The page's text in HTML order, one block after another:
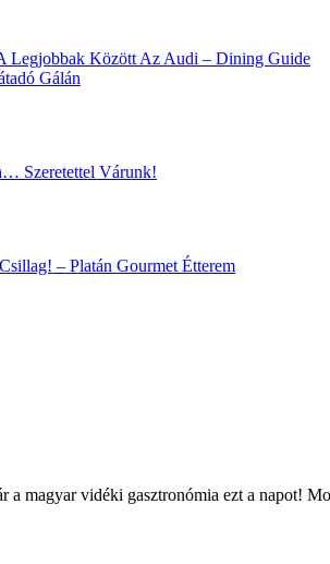
Legjobbak Között Az Audi – Dining Guide
Gálán
Szeretettel Várunk!
– Platán Gourmet Étterem
a magyar vidéki gasztronómia ezt a napot!